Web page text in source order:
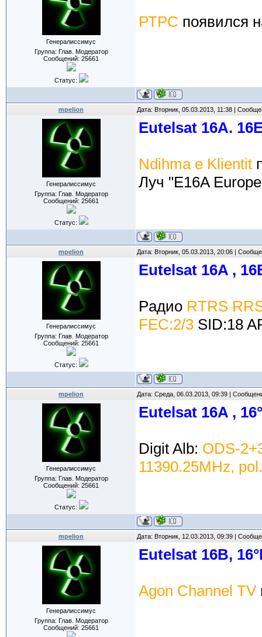
Генералиссимус
Группа: Глав. Модератор
Сообщений: 25661
Статус:
РТРС появился
mpelion Дата: Вторник, 05.03.2013, 11:38 |
Генералиссимус
Группа: Глав. Модератор
Сообщений: 25661
Статус:
Eutelsat 16A.
Ndihma e Klientit
Луч "E16A
mpelion Дата: Вторник, 05.03.2013, 20:06 |
Генералиссимус
Группа: Глав. Модератор
Сообщений: 25661
Статус:
Eutelsat 16A ,
Pадио RTRS
FEC:2/3 SID:18
mpelion Дата: Среда, 06.03.2013, 09:39 |
Генералиссимус
Группа: Глав. Модератор
Сообщений: 25661
Статус:
Eutelsat 16A ,
Digit Alb: ODS-
11390.25MHz,
mpelion Дата: Вторник, 12.03.2013, 09:39 |
Генералиссимус
Группа: Глав. Модератор
Сообщений: 25661
Eutelsat 16B,
Agon Channel TV